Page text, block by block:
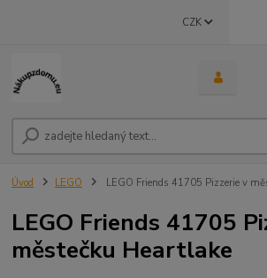
CZK
Úvod LEGO LEGO Friends 41705 Pizzerie v
LEGO Friends 41705
městečku Heartlake